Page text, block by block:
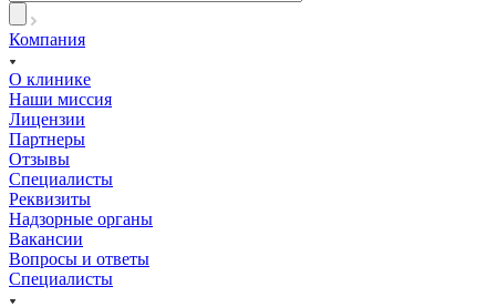
Компания
О клинике
Наши миссия
Лицензии
Партнеры
Отзывы
Специалисты
Реквизиты
Надзорные органы
Вакансии
Вопросы и ответы
Специалисты